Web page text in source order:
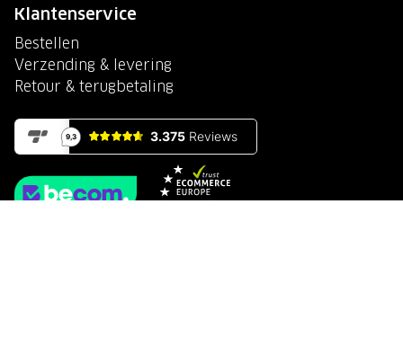
Klantenservice
Bestellen
Verzending & levering
Retour & terugbetaling